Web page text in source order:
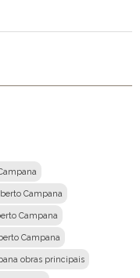
Campana
Campana
Campana
obras principais